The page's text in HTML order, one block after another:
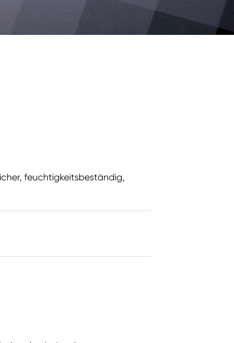
feuchtigkeitsbeständig,